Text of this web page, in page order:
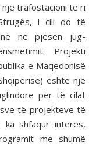
trafostacioni të ri
i cili do të
në pjesën jug-
Projekti
e Maqedonisë
është një
për të cilat
të projekteve të
ka shfaqur interes,
me shumë